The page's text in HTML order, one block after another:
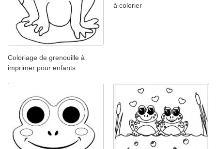
Coloriage de grenouille à
imprimer pour enfants
à colorier